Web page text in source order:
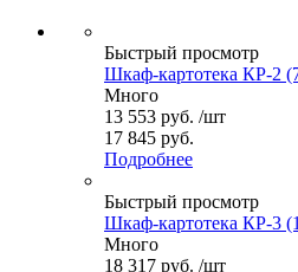
Быстрый просмотр
Шкаф-картотека КР-2
Много
13 553 руб. /шт
17 845 руб.
Подробнее
Быстрый просмотр
Шкаф-картотека КР-3
Много
18 317 руб. /шт